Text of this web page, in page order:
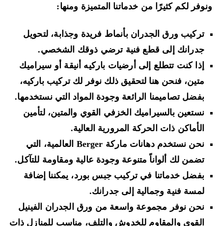
لكم كثيرًا من خدماتنا المتميزة ومنها:
تركيب ورق الجدران بأنماط فريدة وجذابة، لتحويل
جدرانك إلى قطع فنية ترضي ذوقك الشخصي.
إذا كنت تتطلع إلى أرضيات باركيه أنيقة أو سيراميك
متين، فنحن هنا لتحقيق ذلك نوفر لك تركيب باركيه،
بفضل تصاميمنا الرائعة وجودة المواد التي نستخدمها.
نستعين بالسيراميك الخزفي القوي والمتين، لتأمين
الأماكن ذات الحركة المرورية العالية.
نحن نستخدم دهانات ماركة Berger العالمية، التي
تضمن لك ألواناً متنوعة وجودة عالية ومقاومة للتآكل.
بفضل خدماتنا في تركيب جبس بورد، يمكننا إضافة
لمسة فنية وجمالية إلى جدرانك.
نحن نوفر مجموعة واسعة من ورق الجدران الفينيل
القوي والمقاوم للخدوش والتلف، مناسب للمنازل ذات